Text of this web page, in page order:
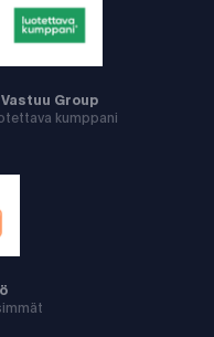
Vastuu Group
kumppani